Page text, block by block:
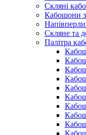
Скляні
Кабошони з
Скляне та
Палітра